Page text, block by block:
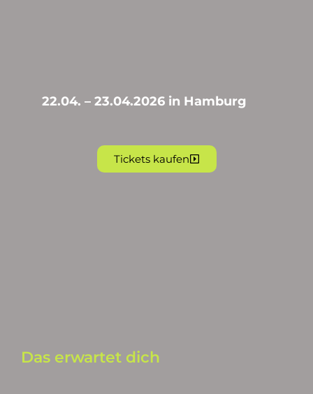
22.04. – 23.04.2026 in Hamburg
Tickets kaufen
Das erwartet dich